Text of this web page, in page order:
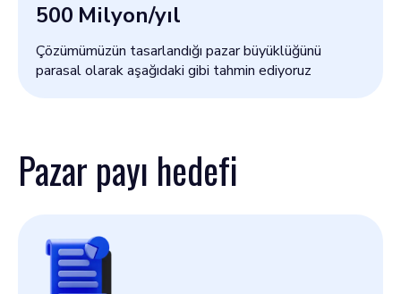
500 Milyon/yıl
Çözümümüzün tasarlandığı pazar büyüklüğünü
parasal olarak aşağıdaki gibi tahmin ediyoruz
Pazar payı hedefi